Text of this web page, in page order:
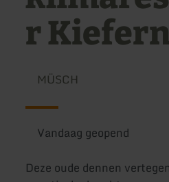
r
MÜSCH
Vandaag geopend
Deze oude dennen